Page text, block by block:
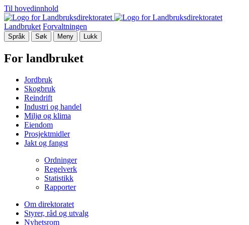
Til hovedinnhold
Landbruket Forvaltningen
Språk Søk Meny Lukk
For landbruket
Jordbruk
Skogbruk
Reindrift
Industri og handel
Miljø og klima
Eiendom
Prosjektmidler
Jakt og fangst
Ordninger
Regelverk
Statistikk
Rapporter
Om direktoratet
Styrer, råd og utvalg
Nyhetsrom